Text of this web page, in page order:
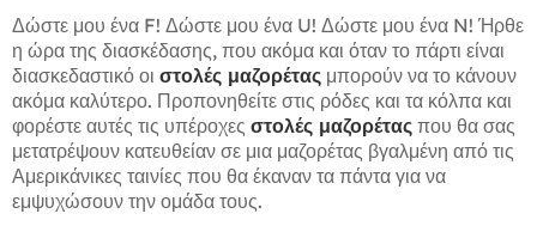
Δώστε μου ένα F! Δώστε μου ένα U! Δώστε μου ένα N! Ήρθε
η ώρα της διασκέδασης, που ακόμα και όταν το πάρτι είναι
διασκεδαστικό οι στολές μαζορέτας μπορούν να το κάνουν
ακόμα καλύτερο. Προπονηθείτε στις ρόδες και τα κόλπα και
φορέστε αυτές τις υπέροχες στολές μαζορέτας που θα σας
μετατρέψουν κατευθείαν σε μια μαζορέτας βγαλμένη από τις
Αμερικάνικες ταινίες που θα έκαναν τα πάντα για να
εμψυχώσουν την ομάδα τους.